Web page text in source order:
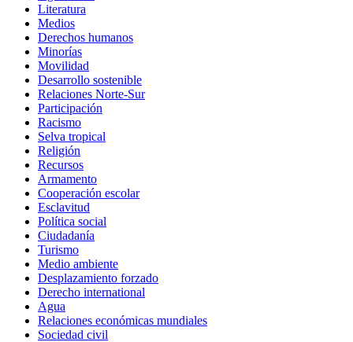
Literatura
Medios
Derechos humanos
Minorías
Movilidad
Desarrollo sostenible
Relaciones Norte-Sur
Participación
Racismo
Selva tropical
Religión
Recursos
Armamento
Cooperación escolar
Esclavitud
Política social
Ciudadanía
Turismo
Medio ambiente
Desplazamiento forzado
Derecho international
Agua
Relaciones económicas mundiales
Sociedad civil